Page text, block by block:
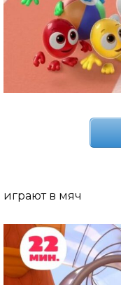
играют в мяч